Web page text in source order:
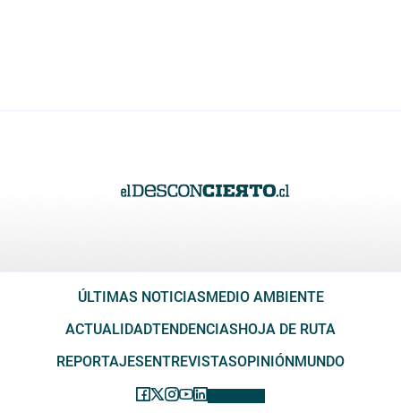
ÚLTIMAS NOTICIAS MEDIO AMBIENTE
ACTUALIDADTENDENCIAS HOJA DE RUTA
REPORTAJES ENTREVISTASOPINIÓN MUNDO